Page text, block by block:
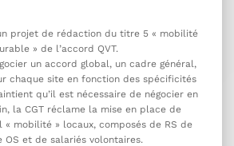
projet de rédaction du titre 5 « mobilité
» de l’accord QVT.
un accord global, un cadre général,
chaque site en fonction des spécificités
qu’il est nécessaire de négocier en
la CGT réclame la mise en place de
« mobilité » locaux, composés de RS de
OS et de salariés volontaires.